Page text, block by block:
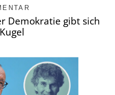
Demokratie gibt sich